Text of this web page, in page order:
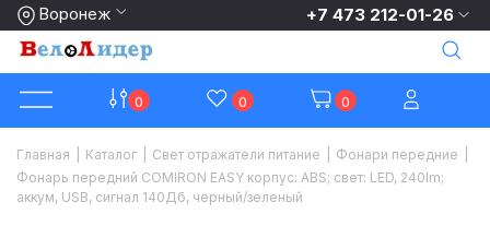
Воронеж +7 473 212-01-26
0 0 0
Главная Каталог Свет отражатели питание Фонари передние
Фонарь передний COMIRON EASY корпус: ABS; свет: LED, 240lm;
аккум, USB, сигнал 140Дб, черный/зеленый